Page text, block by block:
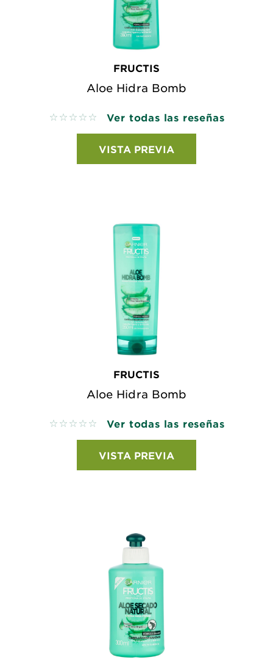
FRUCTIS
Aloe Hidra Bomb
No reviews Ver todas las reseñas
VISTA PREVIA
FRUCTIS
Aloe Hidra Bomb
No reviews Ver todas las reseñas
VISTA PREVIA